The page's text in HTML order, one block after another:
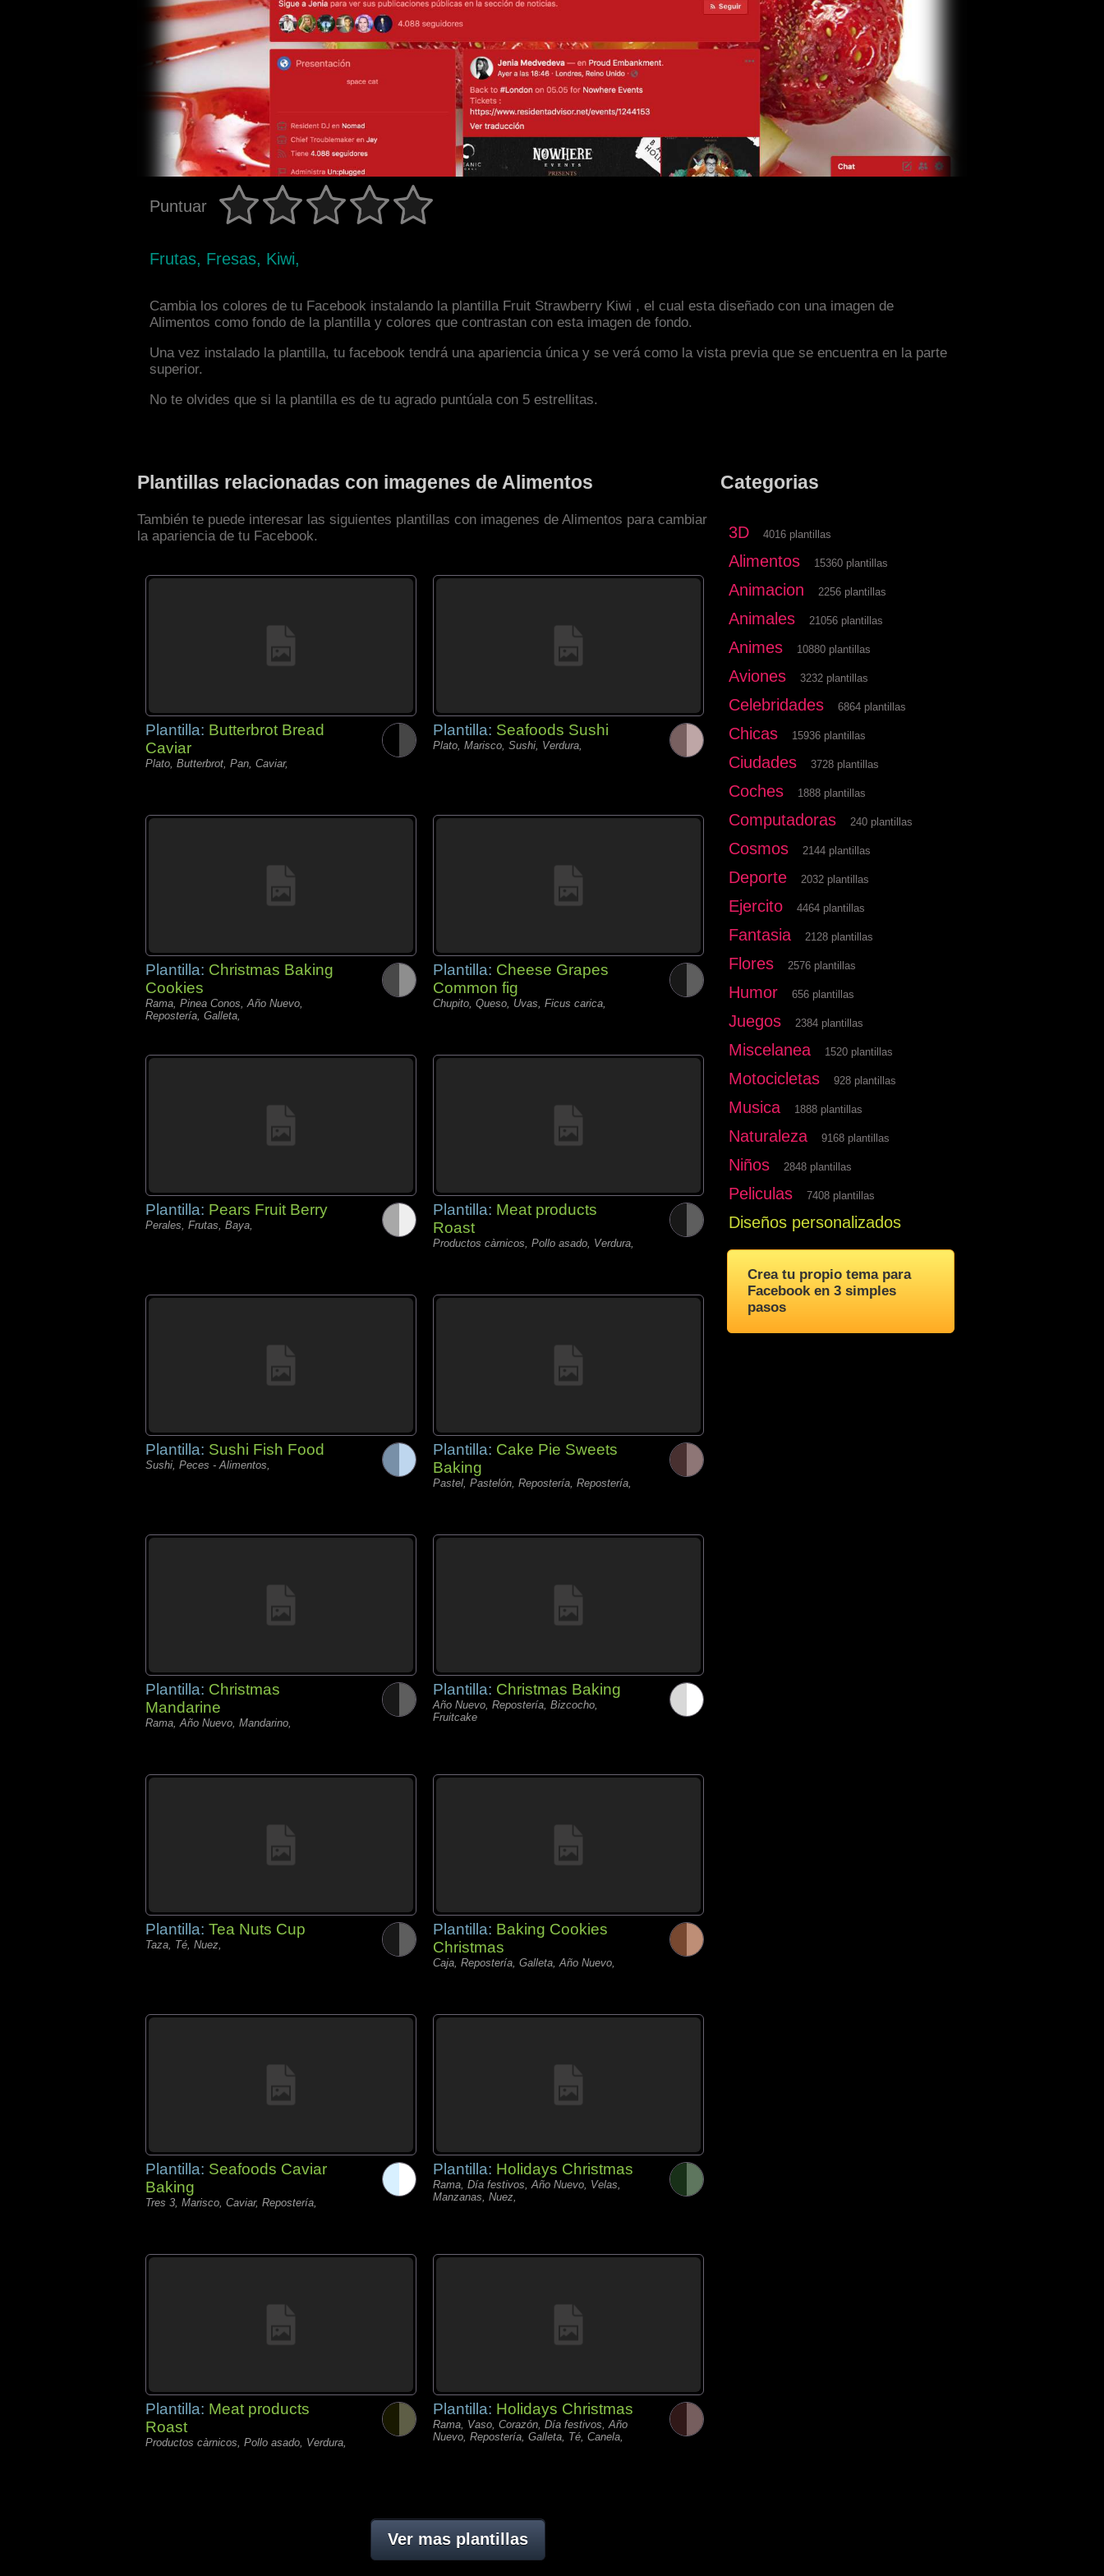
Puntuar
Frutas, Fresas, Kiwi,
Cambia los colores de tu Facebook instalando la plantilla Fruit Strawberry Kiwi , el cual esta diseñado con una imagen de
Alimentos como fondo de la plantilla y colores que contrastan con esta imagen de fondo.
Una vez instalado la plantilla, tu facebook tendrá una apariencia única y se verá como la vista previa que se encuentra en la parte
superior.
No te olvides que si la plantilla es de tu agrado puntúala con 5 estrellitas.
Plantillas relacionadas con imagenes de Alimentos
También te puede interesar las siguientes plantillas con imagenes de Alimentos para cambiar
la apariencia de tu Facebook.
Plantilla: Butterbrot Bread
Caviar
Plato, Butterbrot, Pan, Caviar,
Plantilla: Seafoods Sushi
Plato, Marisco, Sushi, Verdura,
Plantilla: Christmas Baking
Cookies
Rama, Pinea Conos, Año Nuevo,
Repostería, Galleta,
Plantilla: Cheese Grapes
Common fig
Chupito, Queso, Uvas, Ficus carica,
Plantilla: Pears Fruit Berry
Perales, Frutas, Baya,
Plantilla: Meat products
Roast
Productos càrnicos, Pollo asado, Verdura,
Plantilla: Sushi Fish Food
Sushi, Peces - Alimentos,
Plantilla: Cake Pie Sweets
Baking
Pastel, Pastelón, Repostería, Repostería,
Plantilla: Christmas
Mandarine
Rama, Año Nuevo, Mandarino,
Plantilla: Christmas Baking
Año Nuevo, Repostería, Bizcocho,
Fruitcake
Plantilla: Tea Nuts Cup
Taza, Té, Nuez,
Plantilla: Baking Cookies
Christmas
Caja, Repostería, Galleta, Año Nuevo,
Plantilla: Seafoods Caviar
Baking
Tres 3, Marisco, Caviar, Repostería,
Plantilla: Holidays Christmas
Rama, Día festivos, Año Nuevo, Velas,
Manzanas, Nuez,
Plantilla: Meat products
Roast
Productos càrnicos, Pollo asado, Verdura,
Plantilla: Holidays Christmas
Rama, Vaso, Corazón, Día festivos, Año
Nuevo, Repostería, Galleta, Té, Canela,
Ver mas plantillas
Categorias
3D 4016 plantillas
Alimentos 15360 plantillas
Animacion 2256 plantillas
Animales 21056 plantillas
Animes 10880 plantillas
Aviones 3232 plantillas
Celebridades 6864 plantillas
Chicas 15936 plantillas
Ciudades 3728 plantillas
Coches 1888 plantillas
Computadoras 240 plantillas
Cosmos 2144 plantillas
Deporte 2032 plantillas
Ejercito 4464 plantillas
Fantasia 2128 plantillas
Flores 2576 plantillas
Humor 656 plantillas
Juegos 2384 plantillas
Miscelanea 1520 plantillas
Motocicletas 928 plantillas
Musica 1888 plantillas
Naturaleza 9168 plantillas
Niños 2848 plantillas
Peliculas 7408 plantillas
Diseños personalizados
Crea tu propio tema para
Facebook en 3 simples
pasos